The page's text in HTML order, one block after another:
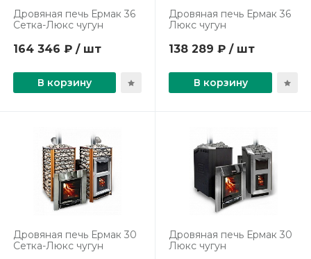
Дровяная печь Ермак 36
Сетка-Люкс чугун
164 346 ₽ / шт
В корзину
Дровяная печь Ермак 36
Люкс чугун
138 289 ₽ / шт
В корзину
Дровяная печь Ермак 30
Сетка-Люкс чугун
Дровяная печь Ермак 30
Люкс чугун